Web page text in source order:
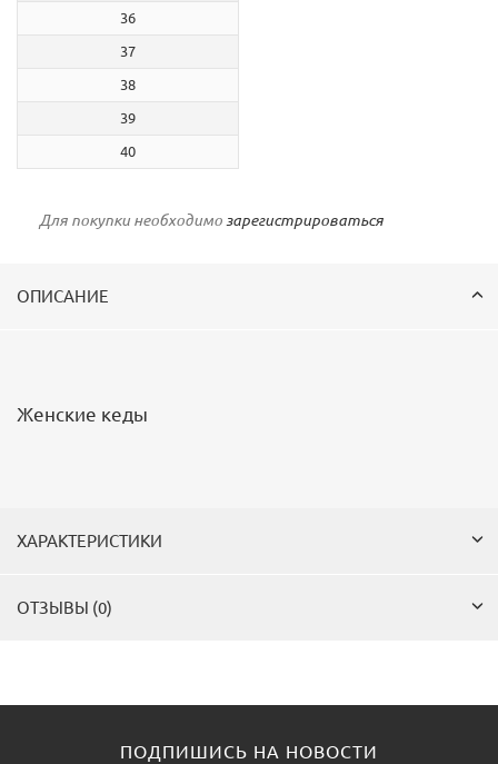
36
37
38
39
40
Для покупки необходимозарегистрироваться
ОПИСАНИЕ
Женские кеды
ХАРАКТЕРИСТИКИ
ОТЗЫВЫ (0)
ПОДПИШИСЬ НА НОВОСТИ